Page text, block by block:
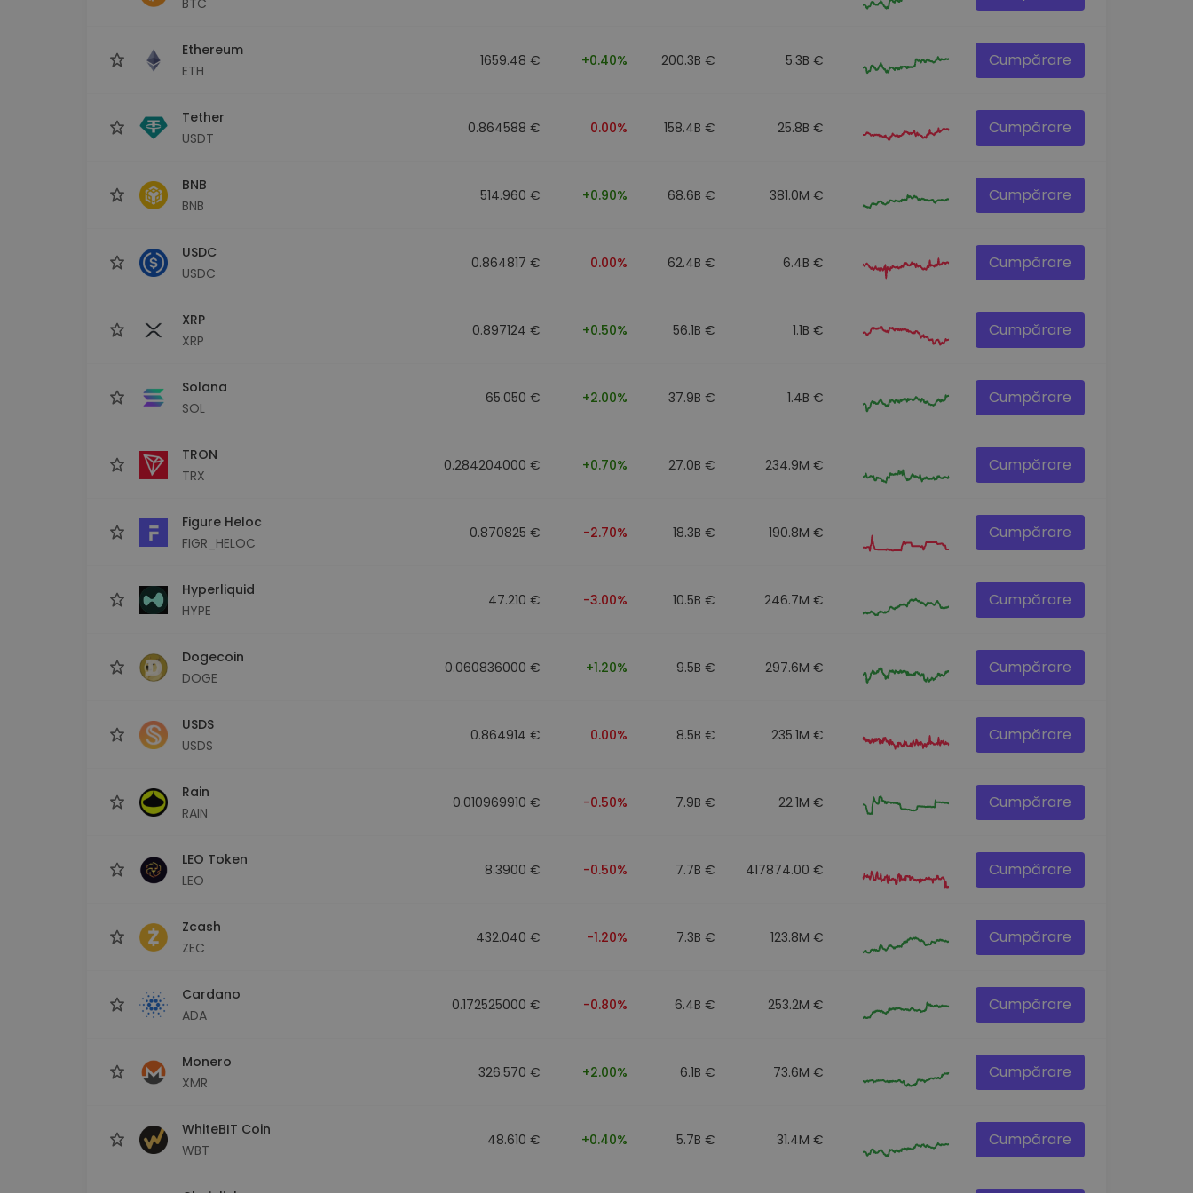
Ethereum
ETH
1659.48 € +0.40% 200.3B € 5.3B € Cumpărare
Tether
USDT
0.864588 € 0.00% 158.4B € 25.8B € Cumpărare
BNB
BNB
514.960 € +0.90% 68.6B € 381.0M € Cumpărare
USDC
USDC
0.864817 € 0.00% 62.4B € 6.4B € Cumpărare
XRP
XRP
0.897124 € +0.50% 56.1B € 1.1B € Cumpărare
Solana
SOL
65.050 € +2.00% 37.9B € 1.4B € Cumpărare
TRON
TRX
0.284204000 € +0.70% 27.0B € 234.9M € Cumpărare
Figure Heloc
FIGR_HELOC
0.870825 € -2.70% 18.3B € 190.8M € Cumpărare
Hyperliquid
HYPE
47.210 € -3.00% 10.5B € 246.7M € Cumpărare
Dogecoin
DOGE
0.060836000 € +1.20% 9.5B € 297.6M € Cumpărare
USDS
USDS
0.864914 € 0.00% 8.5B € 235.1M € Cumpărare
Rain
RAIN
0.010969910 € -0.50% 7.9B € 22.1M € Cumpărare
LEO Token
LEO
8.3900 € -0.50% 7.7B € 417874.00 € Cumpărare
Zcash
ZEC
432.040 € -1.20% 7.3B € 123.8M € Cumpărare
Cardano
ADA
0.172525000 € -0.80% 6.4B € 253.2M € Cumpărare
Monero
XMR
326.570 € +2.00% 6.1B € 73.6M € Cumpărare
WhiteBIT Coin
WBT
48.610 € +0.40% 5.7B € 31.4M € Cumpărare